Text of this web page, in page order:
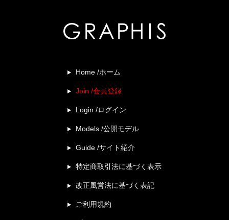
Home /ホーム
Join /会員登録
Login /ログイン
Models /公開モデル
Guide /サイト紹介
特定商取引法に基づく表示
改正風営法に基づく表記
ご利用規約